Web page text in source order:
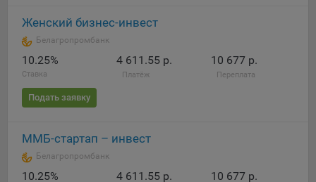
Сохранить по умолчанию
Женский бизнес-инвест
Белагропромбанк
10.25%
Ставка
4 611.55 р.
Платёж
10 677 р.
Переплата
Подать заявку
ММБ-стартап – инвест
Белагропромбанк
10.25% 4 611.55 р. 10 677 р.